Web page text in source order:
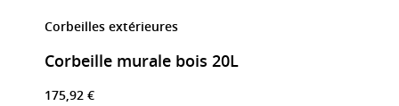
Corbeilles extérieures
Corbeille murale bois 20L
175,92 €